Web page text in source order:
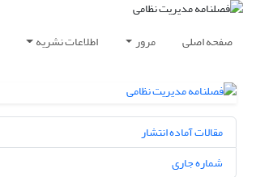
صفحه اصلی مرور اطلاعات نشریه
مقالات آماده انتشار
شماره جاری